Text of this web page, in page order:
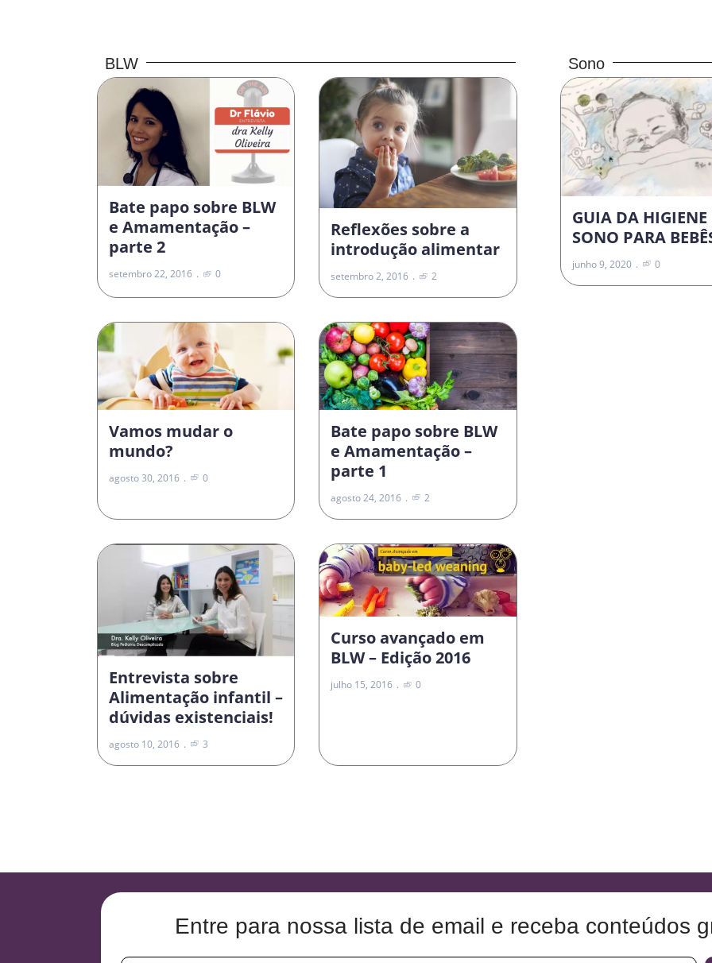
BLW
Bate papo sobre BLW
e Amamentação –
parte 2
setembro 22, 2016 0
Reflexões sobre a
introdução alimentar
setembro 2, 2016 2
Vamos mudar o
mundo?
agosto 30, 2016 0
Bate papo sobre BLW
e Amamentação –
parte 1
agosto 24, 2016 2
Entrevista sobre
Alimentação infantil –
dúvidas existenciais!
agosto 10, 2016 3
Curso avançado em
BLW – Edição 2016
julho 15, 2016 0
Sono
GUIA DA HIGIENE
SONO PARA
junho 9, 2020 0
Entre para nossa lista de email e receba conteúdos